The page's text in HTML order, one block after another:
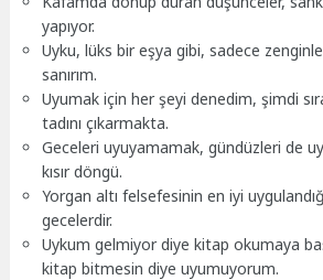
yapıyor.
Uyku, lüks bir eşya gibi, sadece
sanırım.
Uyumak için her şeyi denedim, şimdi
tadını çıkarmakta.
Geceleri uyuyamamak, gündüzleri de
kısır döngü.
Yorgan altı felsefesinin en iyi
gecelerdir.
Uykum gelmiyor diye kitap okumaya
kitap bitmesin diye uyumuyorum.